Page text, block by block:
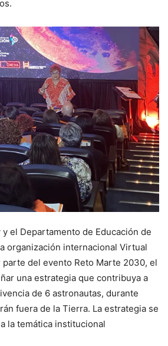
el Departamento de Educación de
organización internacional Virtual
parte del evento Reto Marte 2030, el
una estrategia que contribuya a
de 6 astronautas, durante
fuera de la Tierra. La estrategia se
la temática institucional